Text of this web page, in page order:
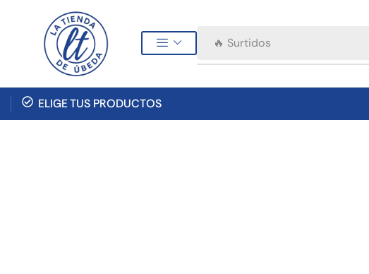
🔥 Surtidos
ELIGE TUS PRODUCTOS